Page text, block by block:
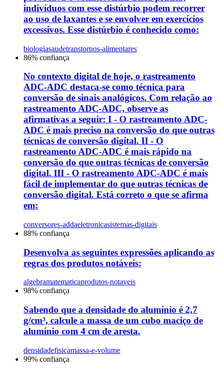
indivíduos com esse distúrbio podem recorrer
ao uso de laxantes e se envolver em exercícios
excessivos. Esse distúrbio é conhecido como:
biologiasaudetranstornos-alimentares
86% confiança
No contexto digital de hoje, o rastreamento
ADC-ADC destaca-se como técnica para
conversão de sinais analógicos. Com relação ao
rastreamento ADC-ADC, observe as
afirmativas a seguir: I - O rastreamento ADC-
ADC é mais preciso na conversão do que outras
técnicas de conversão digital. II - O
rastreamento ADC-ADC é mais rápido na
conversão do que outras técnicas de conversão
digital. III - O rastreamento ADC-ADC é mais
fácil de implementar do que outras técnicas de
conversão digital. Está correto o que se afirma
em:
conversores-addaeletronicasistemas-digitais
88% confiança
Desenvolva as seguintes expressões aplicando as
regras dos produtos notáveis:
algebramatematicaprodutos-notaveis
98% confiança
Sabendo que a densidade do alumínio é 2,7
g/cm³, calcule a massa de um cubo maciço de
alumínio com 4 cm de aresta.
densidadefisicamassa-e-volume
99% confiança